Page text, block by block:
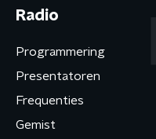
Radio
Programmering
Presentatoren
Frequenties
Gemist